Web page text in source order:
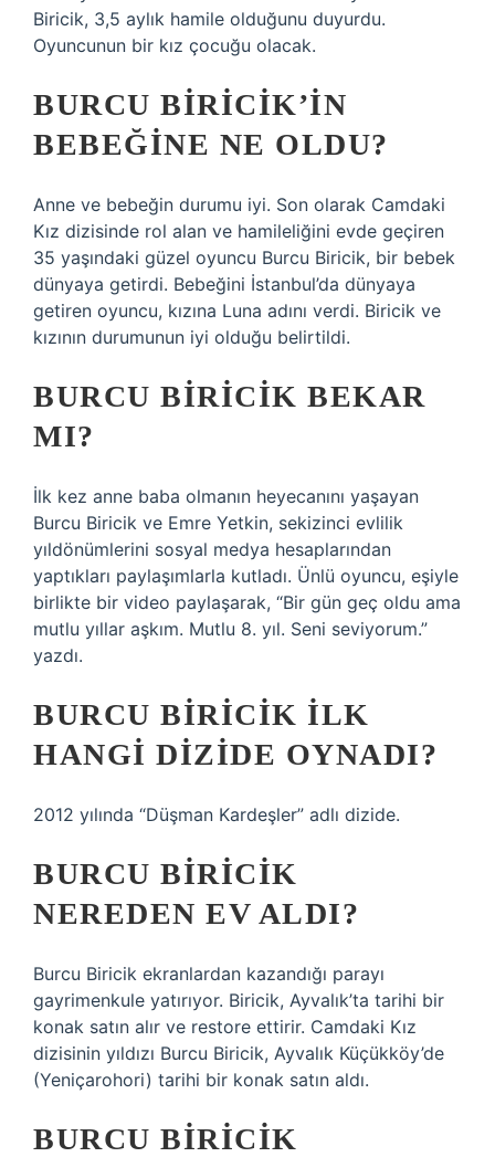
Biricik, 3,5 aylık hamile olduğunu duyurdu.
Oyuncunun bir kız çocuğu olacak.
BURCU BIRICIK’IN
BEBEĞINE NE OLDU?
Anne ve bebeğin durumu iyi. Son olarak Camdaki
Kız dizisinde rol alan ve hamileliğini evde geçiren
35 yaşındaki güzel oyuncu Burcu Biricik, bir bebek
dünyaya getirdi. Bebeğini İstanbul’da dünyaya
getiren oyuncu, kızına Luna adını verdi. Biricik ve
kızının durumunun iyi olduğu belirtildi.
BURCU BIRICIK BEKAR
MI?
İlk kez anne baba olmanın heyecanını yaşayan
Burcu Biricik ve Emre Yetkin, sekizinci evlilik
yıldönümlerini sosyal medya hesaplarından
yaptıkları paylaşımlarla kutladı. Ünlü oyuncu, eşiyle
birlikte bir video paylaşarak, “Bir gün geç oldu ama
mutlu yıllar aşkım. Mutlu 8. yıl. Seni seviyorum.”
yazdı.
BURCU BIRICIK ILK
HANGI DIZIDE OYNADI?
2012 yılında “Düşman Kardeşler” adlı dizide.
BURCU BIRICIK
NEREDEN EV ALDI?
Burcu Biricik ekranlardan kazandığı parayı
gayrimenkule yatırıyor. Biricik, Ayvalık’ta tarihi bir
konak satın alır ve restore ettirir. Camdaki Kız
dizisinin yıldızı Burcu Biricik, Ayvalık Küçükköy’de
(Yeniçarohori) tarihi bir konak satın aldı.
BURCU BIRICIK